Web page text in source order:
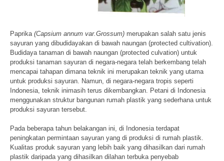
Paprika (Capsium annum var.Grossum) merupakan salah satu jenis
sayuran yang dibudidayakan di bawah naungan (protected cultivation).
Budidaya tanaman di bawah naungan (protected culvation) untuk
produksi tanaman sayuran di negara-negara telah berkembang telah
mencapai tahapan dimana teknik ini merupakan teknik yang utama
untuk produksi sayuran. Namun, di negara-negara tropis seperti
Indonesia, teknik inimasih terus dikembangkan. Petani di Indonesia
menggunakan struktur bangunan rumah plastik yang sederhana untuk
produksi sayuran tersebut.
Pada beberapa tahun belakangan ini, di Indonesia terdapat
peningkatan permintaan sayuran yang di produksi di rumah plastik.
Kualitas produk sayuran yang lebih baik yang dihasilkan dari rumah
plastik daripada yang dihasilkan dilahan terbuka penyebab